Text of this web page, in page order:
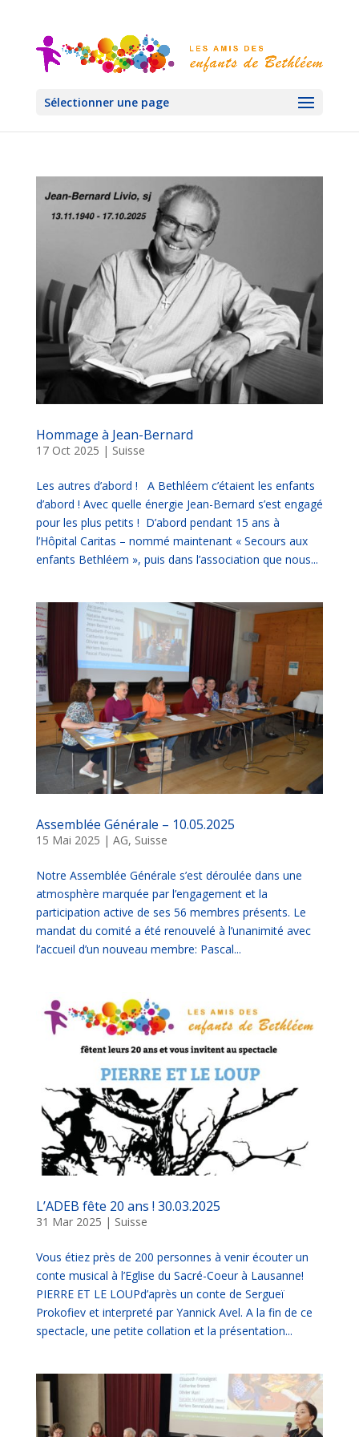
Sélectionner une page
Hommage à Jean-Bernard
17 Oct 2025 | Suisse
Les autres d’abord ! A Bethléem c’étaient les enfants
d’abord ! Avec quelle énergie Jean-Bernard s’est engagé
pour les plus petits ! D’abord pendant 15 ans à
l’Hôpital Caritas – nommé maintenant « Secours aux
enfants Bethléem », puis dans l’association que nous...
Assemblée Générale – 10.05.2025
15 Mai 2025 | AG, Suisse
Notre Assemblée Générale s’est déroulée dans une
atmosphère marquée par l’engagement et la
participation active de ses 56 membres présents. Le
mandat du comité a été renouvelé à l’unanimité avec
l’accueil d’un nouveau membre: Pascal...
L’ADEB fête 20 ans ! 30.03.2025
31 Mar 2025 | Suisse
Vous étiez près de 200 personnes à venir écouter un
conte musical à l’Eglise du Sacré-Coeur à Lausanne!
PIERRE ET LE LOUPd’après un conte de Sergueï
Prokofiev et interpreté par Yannick Avel. A la fin de ce
spectacle, une petite collation et la présentation...